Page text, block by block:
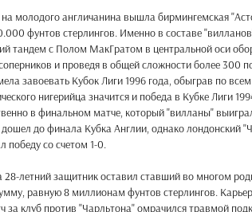
на молодого англичанина вышла бирмингемская
фунтов стерлингов. Именно в составе
тандем с Полом МакГратом в центральной оси
и проведя в общей сложности более 300
завоевать Кубок Лиги 1996 года, обыграв по
нигерийца значится и победа в Кубке Лиги
в финальном матче, который "вилланы"
до финала Кубка Англии, однако лондонский
победу со счетом 1-0.
28-летний защитник оставил ставший во многом
равную 8 миллионам фунтов стерлингов.
за клуб против "Чарльтона" омрачился травмой